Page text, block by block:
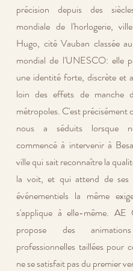
précision depuis des
mondiale de l'horlogerie,
Hugo, cité Vauban classée
mondial de l'UNESCO: elle
une identité forte, discrète et
loin des effets de manche
métropoles. C'est précisément
nous a séduits lorsque
commencé à intervenir à
ville qui sait reconnaître la
la voit, et qui attend de ses
événementiels la même
s'applique à elle-même.
propose des
professionnelles taillées pour
ne se satisfait pas du premier